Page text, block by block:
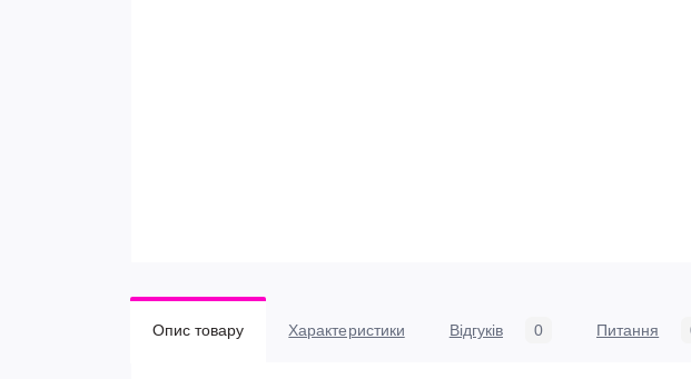
Опис товару Характеристики Відгуків 0 Питання